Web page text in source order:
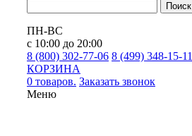
Поиск
ПН-ВС
с 10:00 до 20:00
8 (800) 302-77-06 8 (499) 348-15-11
КОРЗИНА
0 товаров. Заказать звонок
Меню